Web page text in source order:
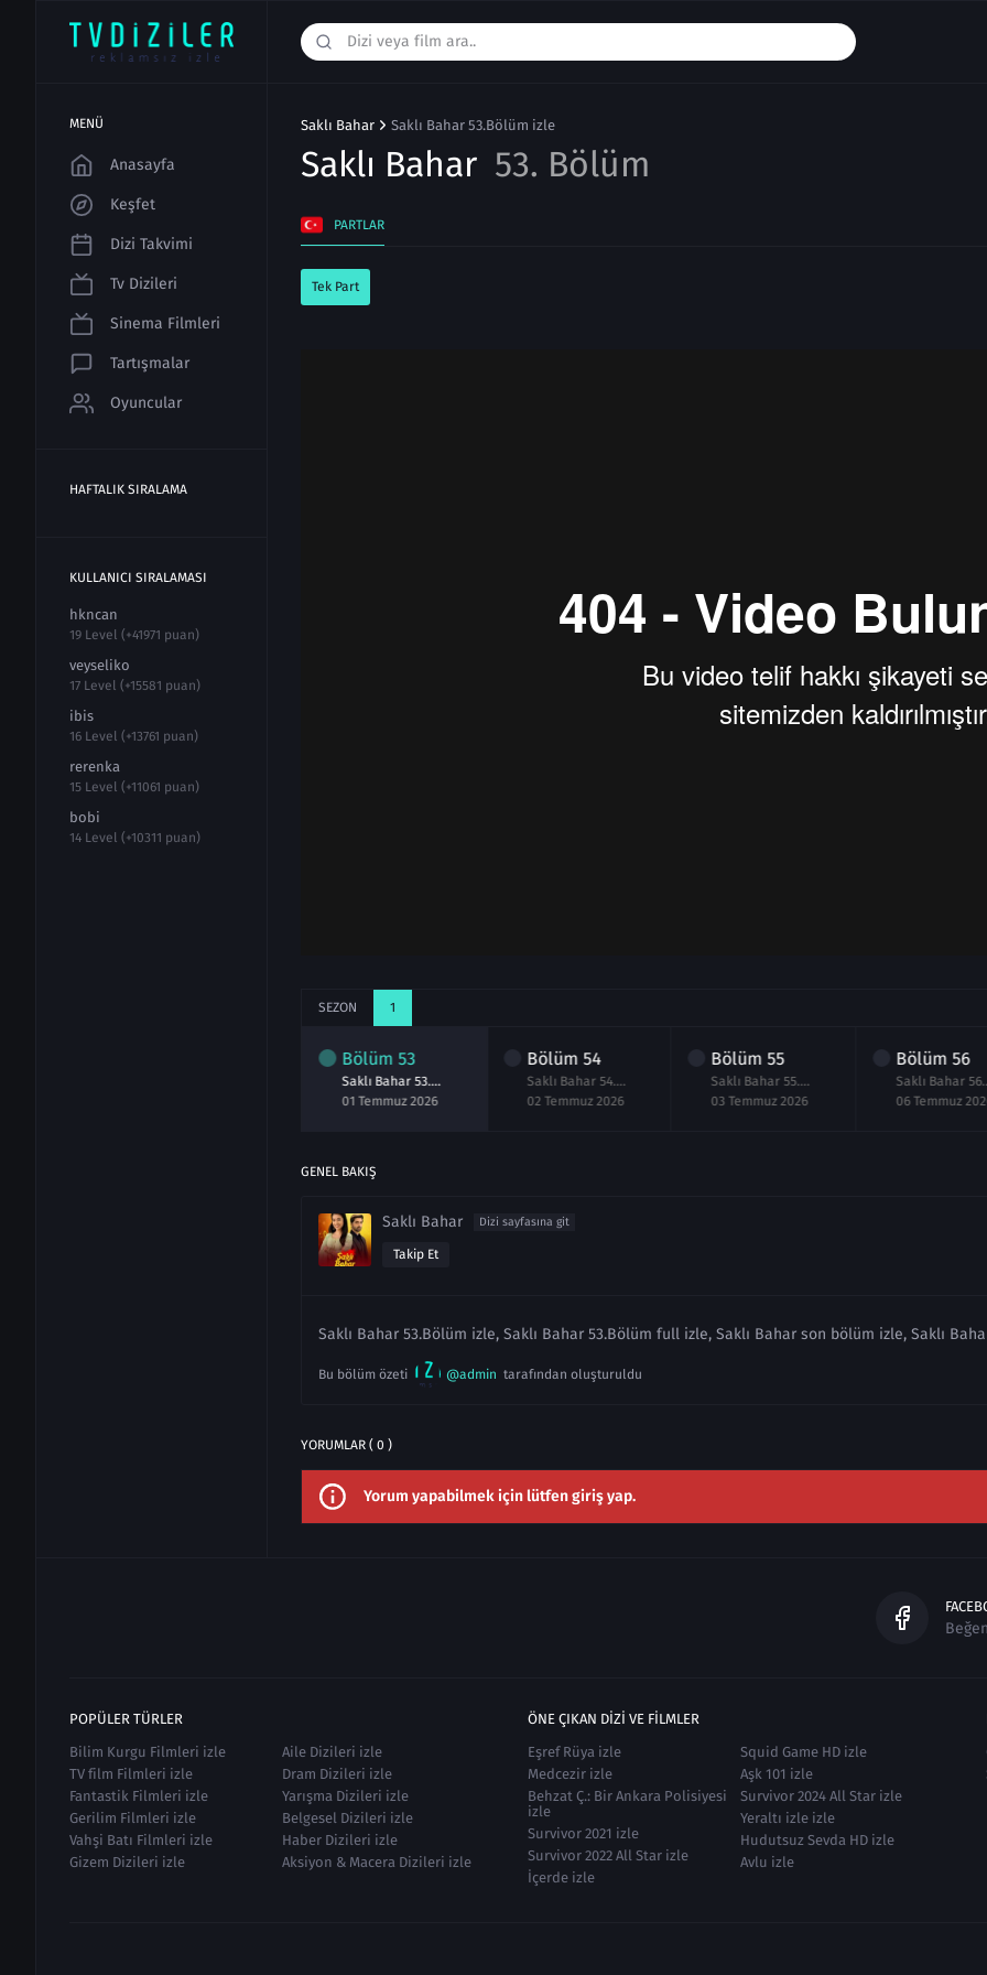
MENÜ
Anasayfa
Keşfet
Dizi Takvimi
Tv Dizileri
Sinema Filmleri
Tartışmalar
Oyuncular
HAFTALIK SIRALAMA
KULLANICI SIRALAMASI
hkncan
19 Level (+41971 puan)
veyseliko
17 Level (+15581 puan)
ibis
16 Level (+13761 puan)
rerenka
15 Level (+11061 puan)
bobi
14 Level (+10311 puan)
Saklı Bahar Saklı Bahar 53.Bölüm izle
Saklı Bahar 53. Bölüm
PARTLAR
Tek Part
SEZON 1
Bölüm53
Saklı Bahar 53.Bölüm izle
01 Temmuz 2026
Bölüm54
Saklı Bahar 54.Bölüm izle
02 Temmuz 2026
Bölüm55
Saklı Bahar 55.Bölüm izle
03 Temmuz 2026
Bölüm56
06 Temmuz
GENEL BAKIŞ
Saklı Bahar Dizi sayfasına git
Takip Et
Saklı Bahar 53.Bölüm izle, Saklı Bahar 53.Bölüm full izle, Saklı Bahar son bölüm izle, Saklı
Bu bölüm özeti @admin tarafından oluşturuldu
YORUMLAR ( 0 )
Yorum yapabilmek için lütfen giriş yap.
Beğen
POPÜLER TÜRLER
Bilim Kurgu Filmleri izle
TV film Filmleri izle
Fantastik Filmleri izle
Gerilim Filmleri izle
Vahşi Batı Filmleri izle
Gizem Dizileri izle
Aile Dizileri izle
Dram Dizileri izle
Yarışma Dizileri izle
Belgesel Dizileri izle
Haber Dizileri izle
Aksiyon & Macera Dizileri izle
ÖNE ÇIKAN DIZI VE FILMLER
Eşref Rüya izle
Medcezir izle
Behzat Ç.: Bir Ankara Polisiyesi
izle
Survivor 2021 izle
Survivor 2022 All Star izle
İçerde izle
Squid Game HD izle
Aşk 101 izle
Survivor 2024 All Star izle
Yeraltı izle izle
Hudutsuz Sevda HD izle
Avlu izle